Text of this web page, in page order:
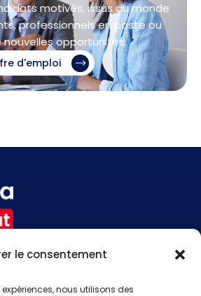
le consentement
nous utilisons des
motivés, issus du monde
professionnels en poste ou
nouvelles opportunités.
d'emploi